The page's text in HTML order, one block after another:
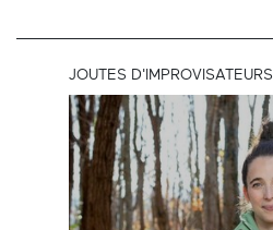
JOUTES D'IMPROVISATEURS